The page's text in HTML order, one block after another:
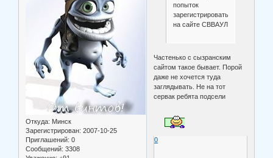
Откуда: Минск
Зарегистрирован: 2007-10-25
Приглашений: 0
Сообщений: 3308
попыток
зарегистрироваться
на сайте СВВАУЛ
Частенько с сызранским
сайтом такое бывает. Порой
даже не хочется туда
заглядывать. Не на тот
сервак ребята подсели
0